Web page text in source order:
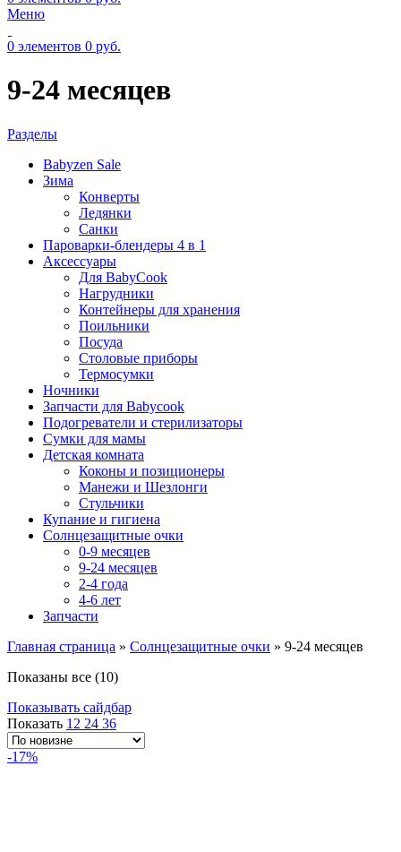
Меню
0 элементов 0 руб.
9-24 месяцев
Разделы
Babyzen Sale
Зима
Конверты
Ледянки
Санки
Пароварки-блендеры 4 в 1
Аксессуары
Для BabyCook
Нагрудники
Контейнеры для хранения
Поильники
Посуда
Столовые приборы
Термосумки
Ночники
Запчасти для Babycook
Подогреватели и стерилизаторы
Сумки для мамы
Детская комната
Коконы и позиционеры
Манежи и Шезлонги
Стульчики
Купание и гигиена
Солнцезащитные очки
0-9 месяцев
9-24 месяцев
2-4 года
4-6 лет
Запчасти
Главная страница » Солнцезащитные очки » 9-24 месяцев
Показаны все (10)Сортировка:
недавние
Показывать сайдбар
Показать 12 24 36
-17%